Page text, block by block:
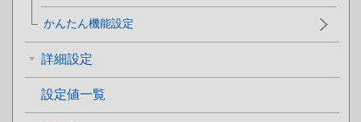
かんたん機能設定
詳細設定
設定値一覧